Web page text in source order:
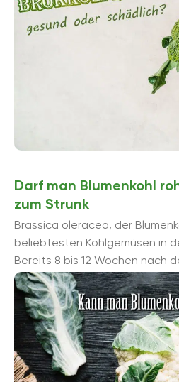
Darf man Blumenkohl
zum Strunk
Brassica oleracea, der
beliebtesten Kohlgemüsen in
Bereits 8 bis 12 Wochen nach
die beliebten Blütenstände